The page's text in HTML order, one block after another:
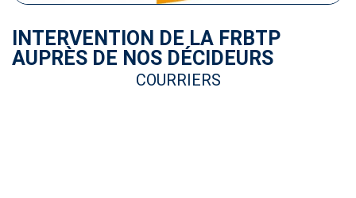
INTERVENTION DE LA FRBTP
AUPRÈS DE NOS DÉCIDEURS
COURRIERS